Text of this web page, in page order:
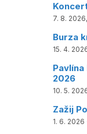
7. 8. 2026,
Burza
15. 4.
2026
10. 5.
Zažij
1. 6.